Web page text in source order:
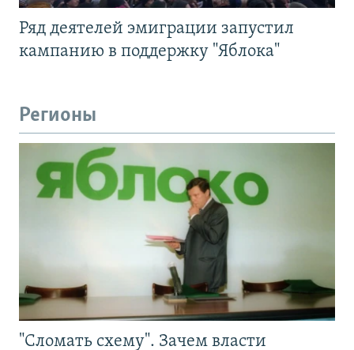
Ряд деятелей эмиграции запустил
кампанию в поддержку "Яблока"
Регионы
"Сломать схему". Зачем власти